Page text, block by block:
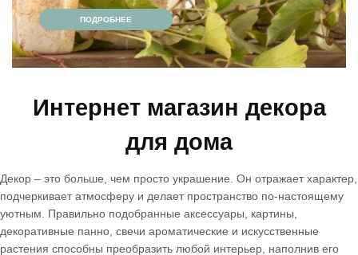
ПОДРОБНЕЕ
Интернет магазин декора
для дома
Декор – это больше, чем просто украшение. Он отражает характер,
подчеркивает атмосферу и делает пространство по-настоящему
уютным. Правильно подобранные аксессуары, картины,
декоративные панно, свечи ароматические и искусственные
растения способны преобразить любой интерьер, наполнив его